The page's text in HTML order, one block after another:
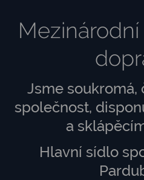
Jsme soukromá,
společnost,
a
Hlavní sídlo